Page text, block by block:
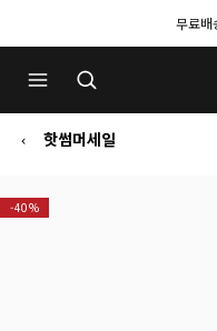
무료배
핫썸머세일
-40%